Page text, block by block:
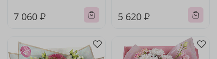
7 060 ₽ 5 620 ₽